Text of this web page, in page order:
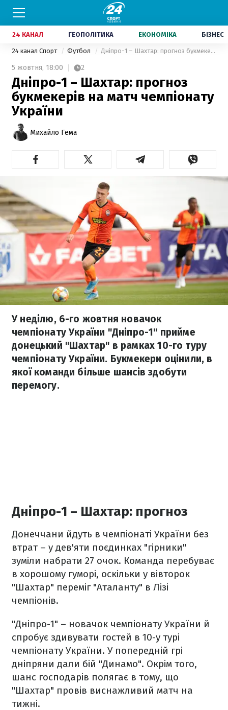
24 КАНАЛ ГЕОПОЛІТИКА ЕКОНОМІКА БІЗНЕС
24 канал Спорт Футбол Дніпро-1 – Шахтар: прогноз букмекерів на матч чемпіонату України
5 жовтня, 18:00 2
Дніпро-1 – Шахтар: прогноз
букмекерів на матч чемпіонату
України
Михайло Гема
У неділю, 6-го жовтня новачок
чемпіонату України "Дніпро-1" прийме
донецький "Шахтар" в рамках 10-го туру
чемпіонату України. Букмекери оцінили, в
якої команди більше шансів здобути
перемогу.
Дніпро-1 – Шахтар: прогноз
Донеччани йдуть в чемпіонаті України без
втрат – у дев'яти поєдинках "гірники"
зуміли набрати 27 очок. Команда перебуває
в хорошому гуморі, оскільки у вівторок
"Шахтар" переміг "Аталанту" в Лізі
чемпіонів.
"Дніпро-1" – новачок чемпіонату України й
спробує здивувати гостей в 10-у турі
чемпіонату України. У попередній грі
дніпряни дали бій "Динамо". Окрім того,
шанс господарів полягає в тому, що
"Шахтар" провів виснажливий матч на
тижні.